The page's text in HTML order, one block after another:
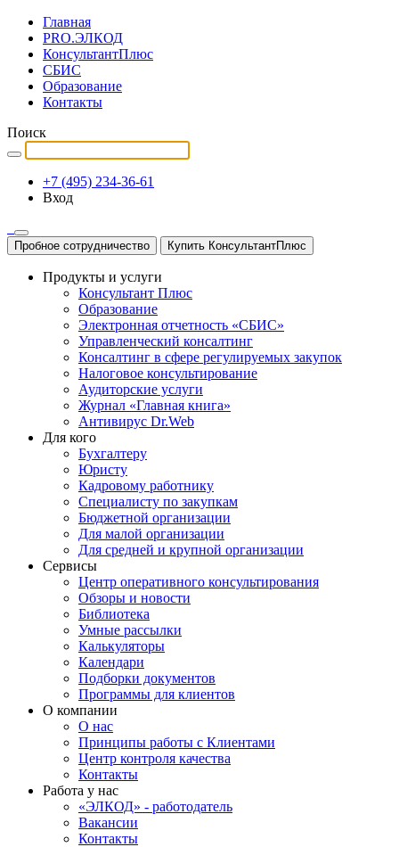
Главная
PRO.ЭЛКОД
КонсультантПлюс
СБИС
Образование
Контакты
Поиск
+7 (495) 234-36-61
Вход
Пробное сотрудничество Купить КонсультантПлюс
Продукты и услуги
Консультант Плюс
Образование
Электронная отчетность «СБИС»
Управленческий консалтинг
Консалтинг в сфере регулируемых закупок
Налоговое консультирование
Аудиторские услуги
Журнал «Главная книга»
Антивирус Dr.Web
Для кого
Бухгалтеру
Юристу
Кадровому работнику
Специалисту по закупкам
Бюджетной организации
Для малой организации
Для средней и крупной организации
Сервисы
Центр оперативного консультирования
Обзоры и новости
Библиотека
Умные рассылки
Калькуляторы
Календари
Подборки документов
Программы для клиентов
О компании
О нас
Принципы работы с Клиентами
Центр контроля качества
Контакты
Работа у нас
«ЭЛКОД» - работодатель
Вакансии
Контакты